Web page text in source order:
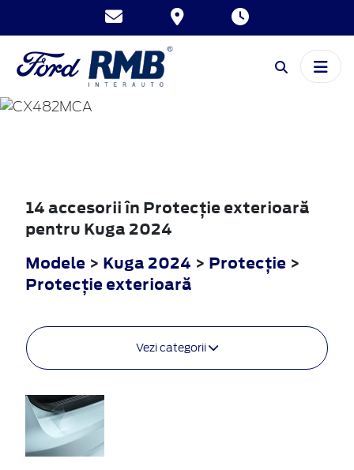
KUGA
14 accesorii în Protecţie exterioară
pentru Kuga 2024
Modele > Kuga 2024 > Protecţie >
Protecţie exterioară
Vezi categorii